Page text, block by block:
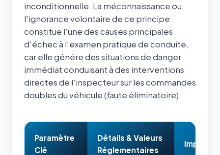
inconditionnelle. La méconnaissance ou
l'ignorance volontaire de ce principe
constitue l'une des causes principales
d'échec à l'examen pratique de conduite,
car elle génère des situations de danger
immédiat conduisant à des interventions
directes de l'inspecteur sur les commandes
doubles du véhicule (faute éliminatoire).
Paramètre
Clé
Détails & Valeurs
Réglementaires
Impact &